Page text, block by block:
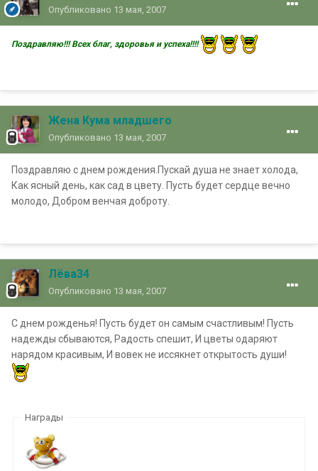
Опубликовано 13 мая, 2007
Поздравляю!!! Всех благ, здоровья и успеха!!!!
Жена Кума младшего
Опубликовано 13 мая, 2007
Поздравляю с днем рождения.Пускай душа не знает холода,
Как ясный день, как сад в цвету. Пусть будет сердце вечно
молодо, Добром венчая доброту.
Лёва34
Опубликовано 13 мая, 2007
С днем рожденья! Пусть будет он самым счастливым! Пусть
надежды сбываются, Радость спешит, И цветы одаряют
нарядом красивым, И вовек не иссякнет открытость души!
Награды